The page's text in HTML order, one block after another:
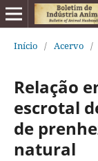
Início / Acervo /
Relação
escrotal
de
natural